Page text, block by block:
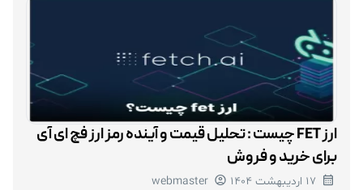
ارز FET چیست : تحلیل قیمت و آینده رمز ارز فچ ای آی
برای خرید و فروش
17 اردیبهشت 1404 webmaster